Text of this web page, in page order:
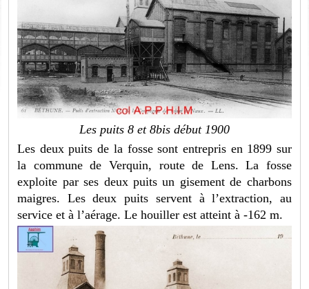
Les puits 8 et 8bis début 1900
Les deux puits de la fosse sont entrepris en 1899 sur
la commune de Verquin, route de Lens. La fosse
exploite par ses deux puits un gisement de charbons
maigres. Les deux puits servent à l’extraction, au
service et à l’aérage. Le houiller est atteint à -162 m.